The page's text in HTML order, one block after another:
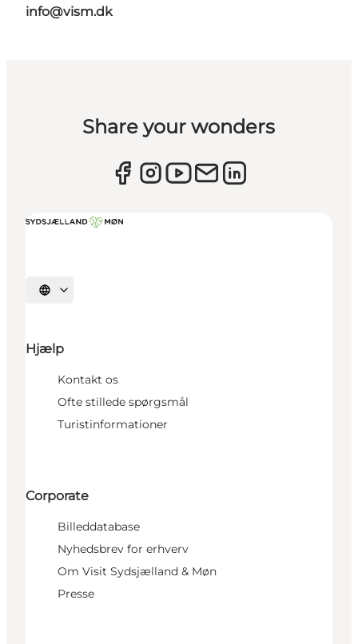
info@vism.dk
Share your wonders
Vælg sprog
Hjælp
Kontakt os
Ofte stillede spørgsmål
Turistinformationer
Corporate
Billeddatabase
Nyhedsbrev for erhverv
Om Visit Sydsjælland & Møn
Presse